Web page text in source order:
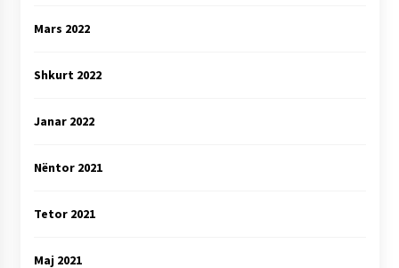
Mars 2022
Shkurt 2022
Janar 2022
Nëntor 2021
Tetor 2021
Maj 2021